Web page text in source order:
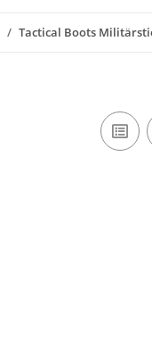
Tactical Boots